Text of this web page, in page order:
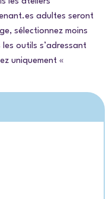
adultes seront
sélectionnez moins
outils s’adressant
uniquement «